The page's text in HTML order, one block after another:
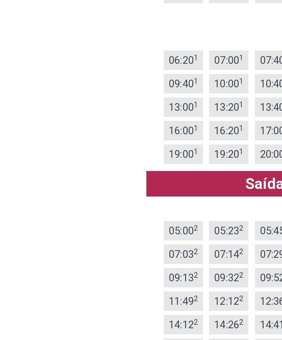
06:201 07:001
09:401 10:001
13:001 13:201
16:001 16:201
19:001 19:201
05:002 05:232
07:032 07:142
09:132 09:322
11:492 12:122
14:122 14:262